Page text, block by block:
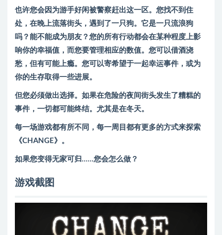
也许您会因为游手好闲被警察赶出这一区。您找不到住
处，在晚上流落街头，遇到了一只狗。它是一只流浪狗
吗？能不能成为朋友？您的所有行动都会在某种程度上影
响你的幸福值，而您要管理相应的数值。您可以借酒浇
愁，但有可能上瘾。您可以寄希望于一起幸运事件，或为
你的生存取得一些进展。
但您必须做出选择。如果在危险的夜间街头发生了糟糕的
事件，一切都可能终结。尤其是在冬天。
每一场游戏都有所不同，每一周目都有更多的方式来探索
《CHANGE》。
如果您变得无家可归……您会怎么做？
游戏截图